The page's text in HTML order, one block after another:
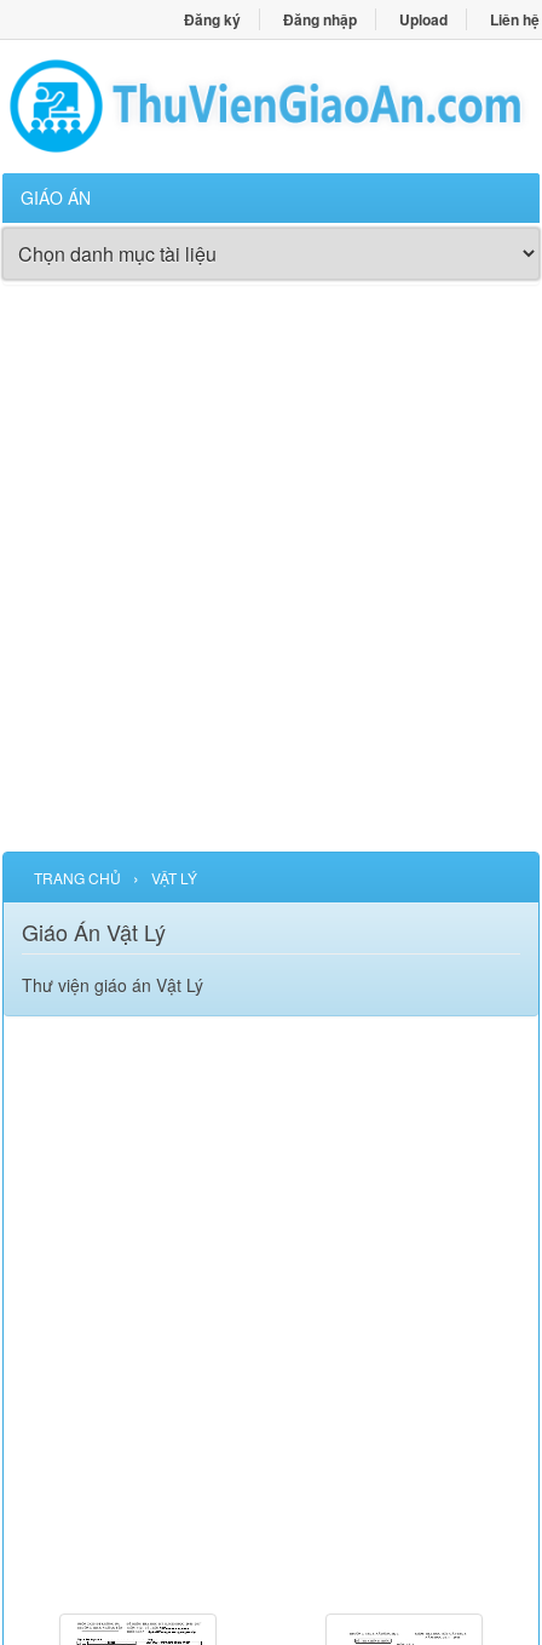
Đăng ký Đăng nhập Upload Liên hệ
GIÁO ÁN
TRANG CHỦ › VẬT LÝ
Giáo Án Vật Lý
Thư viện giáo án Vật Lý